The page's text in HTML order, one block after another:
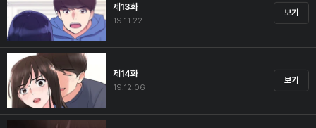
제13화
19.11.22
보기
제14화
19.12.06
보기